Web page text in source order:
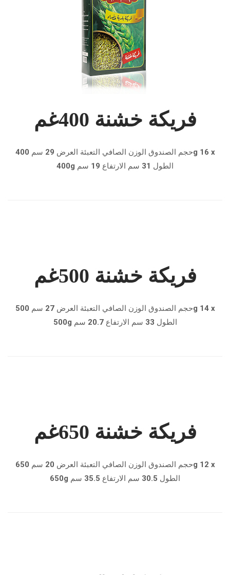
فريكة خشنة 400غم
حجم الصندوق الوزن الصافي التعبئة العرض 29 سم 400g 16 x
400g الطول 31 سم الارتفاع 19 سم
فريكة خشنة 500غم
حجم الصندوق الوزن الصافي التعبئة العرض 27 سم 500g 14 x
500g الطول 33 سم الارتفاع 20.7 سم
فريكة خشنة 650غم
حجم الصندوق الوزن الصافي التعبئة العرض 20 سم 650g 12 x
650g الطول 30.5 سم الارتفاع 35.5 سم